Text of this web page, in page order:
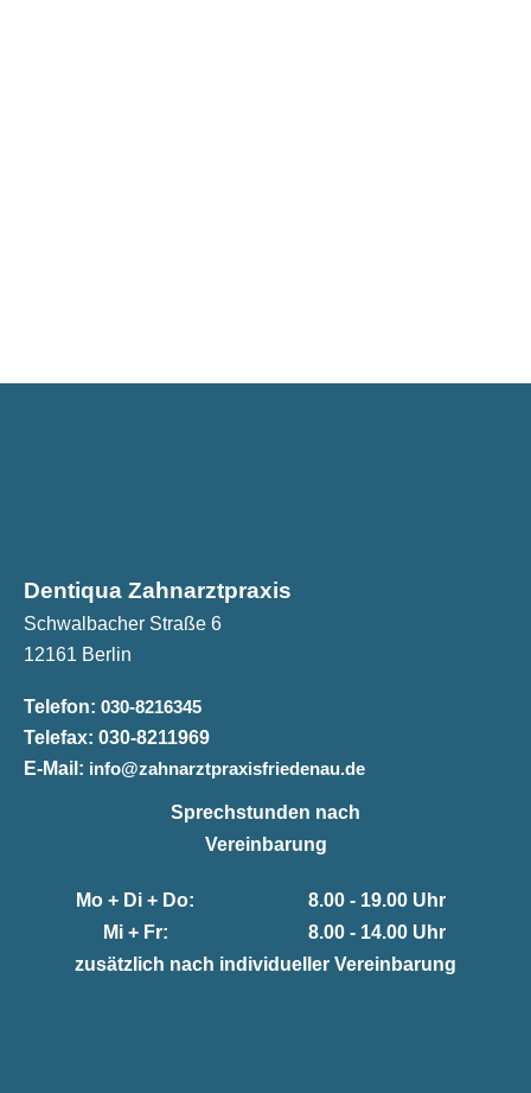
Dentiqua Zahnarztpraxis
Schwalbacher Straße 6
12161 Berlin
Telefon: 030-8216345
Telefax: 030-8211969
E-Mail: info@zahnarztpraxisfriedenau.de
Sprechstunden nach
Vereinbarung
Mo + Di + Do:
8.00 - 19.00 Uhr
Mi + Fr:
8.00 - 14.00 Uhr
zusätzlich nach individueller Vereinbarung